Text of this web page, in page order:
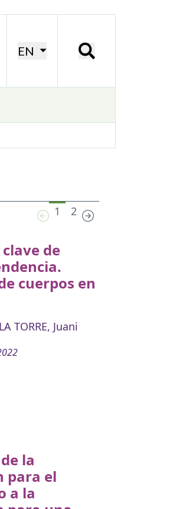
EN
1 2
de
cuerpos en
TORRE, Juani
la
para el
a la